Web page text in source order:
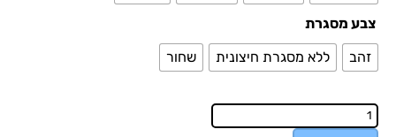
צבע מסגרת
זהב
ללא מסגרת חיצונית שחור